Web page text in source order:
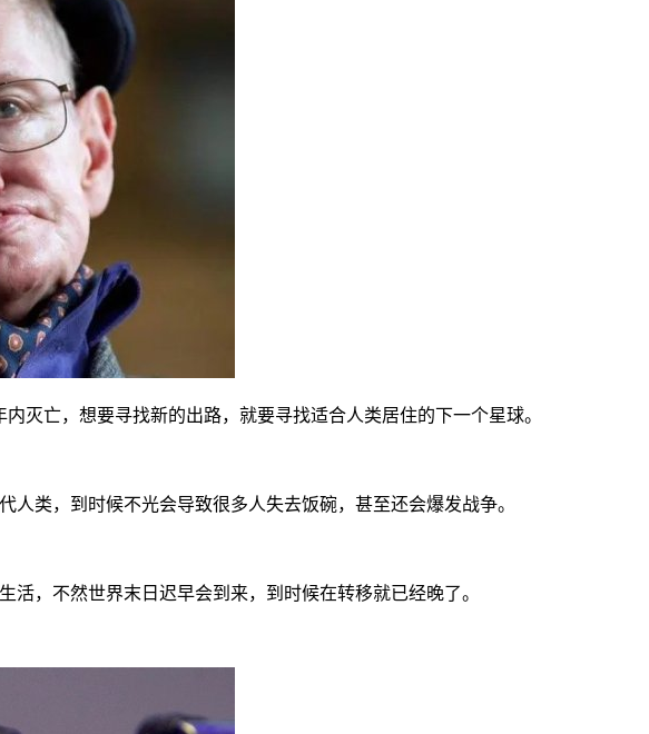
灭亡，想要寻找新的出路，就要寻找适合人类居住的下一个星球。
类，到时候不光会导致很多人失去饭碗，甚至还会爆发战争。
，不然世界末日迟早会到来，到时候在转移就已经晚了。